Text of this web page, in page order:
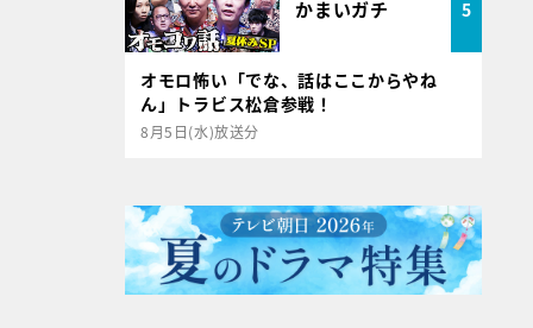
かまいガチ 5
オモロ怖い「でな、話はここからやね
ん」トラビス松倉参戦！
8月5日(水)放送分